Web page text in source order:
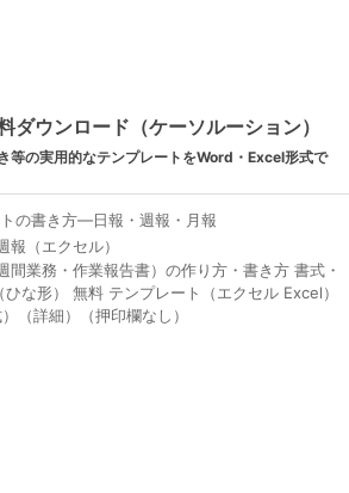
ダウンロード（ケーソルーション）
等の実用的なテンプレートをWord・Excel形式で
の書き方―日報・週報・月報
（エクセル）
間業務・作業報告書）の作り方・書き方 書式・
な形） 無料 テンプレート（エクセル Excel）
（詳細）（押印欄なし）